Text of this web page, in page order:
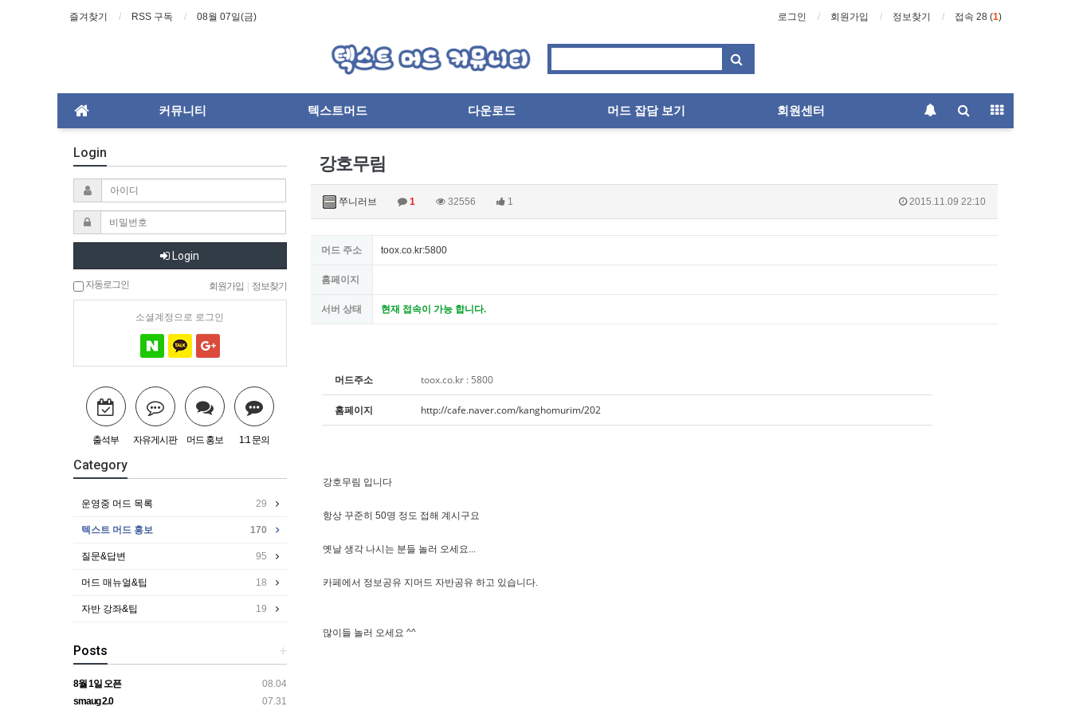
즐겨찾기 RSS 구독 08월 07일(금) 로그인 회원가입 정보찾기 접속 28 (1)
커뮤니티 텍스트머드 다운로드 머드 잡담 보기 회원센터
강호무림
쭈니러브 1 32556 1 2015.11.09 22:10
머드 주소 toox.co.kr:5800
홈페이지
서버 상태 현재 접속이 가능 합니다.
머드주소 toox.co.kr : 5800
홈페이지 http://cafe.naver.com/kanghomurim/202
강호무림 입니다
항상 꾸준히 50명 정도 접해 계시구요
옛날 생각 나시는 분들 놀러 오세요...
카페에서 정보공유 지머드 자반공유 하고 있습니다.
많이들 놀러 오세요 ^^
Login
Login
자동로그인 회원가입 정보찾기
소셜계정으로 로그인
출석부 자유게시판 머드 홍보 1:1 문의
Category
운영중 머드 목록 29
텍스트 머드 홍보 170
질문&답변 95
머드 매뉴얼&팁 18
자반 강좌&팁 19
+
Posts
08.04
8월 1일 오픈
07.31
smaug 2.0